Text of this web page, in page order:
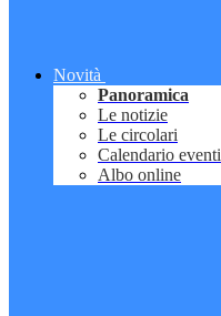
Novità
Panoramica
Le notizie
Le circolari
Calendario eventi
Albo online